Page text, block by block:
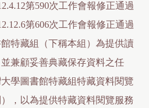
第590次工作會報修正通過
第606次工作會報修正通過
特藏組（下稱本組）為提供讀
兼顧妥善典藏保存資料之任
學圖書館特藏組特藏資料閱覽
，以為提供特藏資料閱覽服務